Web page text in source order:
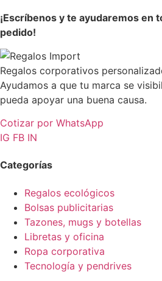
¡Escríbenos y te ayudaremos en
pedido!
Regalos corporativos
Ayudamos a que tu marca se
pueda apoyar una buena causa.
Cotizar por WhatsApp
IG FB IN
Categorías
Regalos ecológicos
Bolsas publicitarias
Tazones, mugs y botellas
Libretas y oficina
Ropa corporativa
Tecnología y pendrives